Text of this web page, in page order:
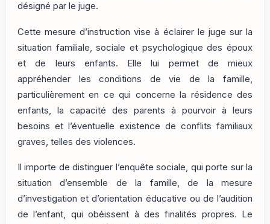
désigné par le juge.
Cette mesure d’instruction vise à éclairer le juge sur la
situation familiale, sociale et psychologique des époux
et de leurs enfants. Elle lui permet de mieux
appréhender les conditions de vie de la famille,
particulièrement en ce qui concerne la résidence des
enfants, la capacité des parents à pourvoir à leurs
besoins et l’éventuelle existence de conflits familiaux
graves, telles des violences.
Il importe de distinguer l’enquête sociale, qui porte sur la
situation d’ensemble de la famille, de la mesure
d’investigation et d’orientation éducative ou de l’audition
de l’enfant, qui obéissent à des finalités propres. Le